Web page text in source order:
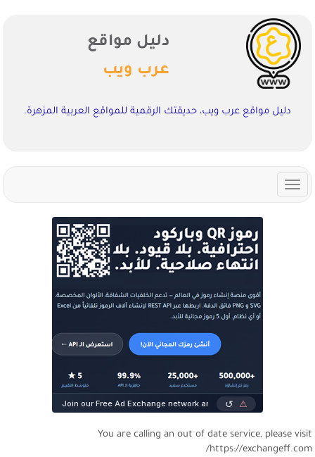
دليل مواقع
عرب ويب
دليل مواقع عرب ويب، حديقتك الرقمية للمواقع العربية المزهرة.
Toggle
navigation
You are calling an out of date service, please visit
https://exchangeff.com/